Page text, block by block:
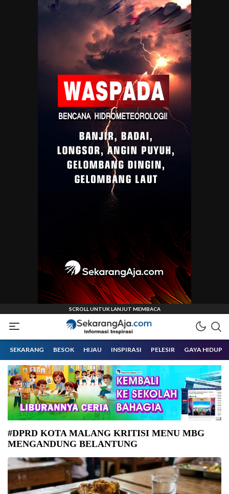
Sekarangaja
Informasi Inspirasi Malang Raya
SEKARANG BESOK HIJAU INSPIRASI PELESIR GAYA HIDUP
#DPRD KOTA MALANG KRITISI MENU MBG
MENGANDUNG BELANTUNG
Ilustrasi Menu MBG. (Foto: GeminiAI)